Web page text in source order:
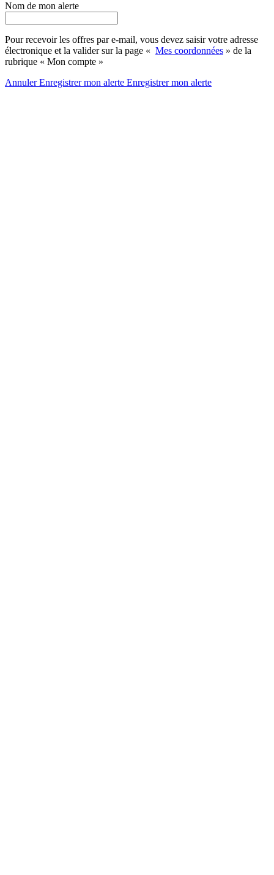
Nom de mon alerte
Pour recevoir les offres par e-mail, vous devez saisir votre adresse
électronique et la valider sur la page « Mes coordonnées » de la
rubrique « Mon compte »
AnnulerEnregistrer mon alerte Enregistrermon alerte